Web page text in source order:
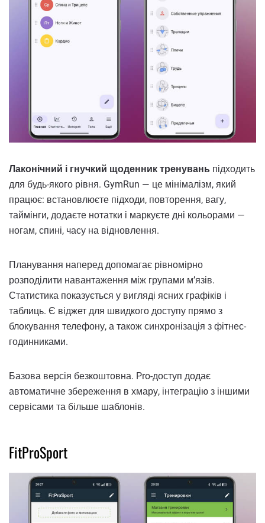
Лаконічний і гнучкий щоденник тренувань підходить
для будь-якого рівня. GymRun — це мінімалізм, який
працює: встановлюєте підходи, повторення, вагу,
таймінги, додаєте нотатки і маркуєте дні кольорами —
ногам, спині, часу на відновлення.
Планування наперед допомагає рівномірно
розподілити навантаження між групами м’язів.
Статистика показується у вигляді ясних графіків і
таблиць. Є віджет для швидкого доступу прямо з
блокування телефону, а також синхронізація з фітнес-
годинниками.
Базова версія безкоштовна. Pro-доступ додає
автоматичне збереження в хмару, інтеграцію з іншими
сервісами та більше шаблонів.
FitProSport